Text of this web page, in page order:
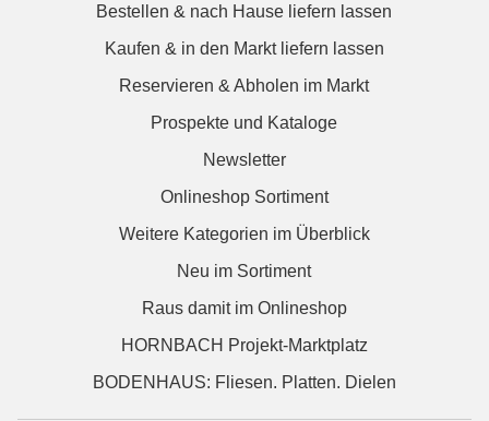
Bestellen & nach Hause liefern lassen
Kaufen & in den Markt liefern lassen
Reservieren & Abholen im Markt
Prospekte und Kataloge
Newsletter
Onlineshop Sortiment
Weitere Kategorien im Überblick
Neu im Sortiment
Raus damit im Onlineshop
HORNBACH Projekt-Marktplatz
BODENHAUS: Fliesen. Platten. Dielen